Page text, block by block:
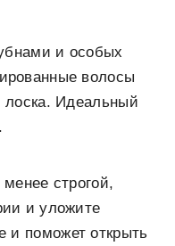
и особых
волосы
лоска. Идеальный
строгой,
и уложите
и поможет открыть